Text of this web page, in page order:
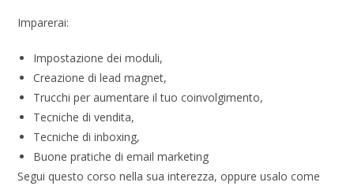
Imparerai:
Impostazione dei moduli,
Creazione di lead magnet,
Trucchi per aumentare il tuo coinvolgimento,
Tecniche di vendita,
Tecniche di inboxing,
Buone pratiche di email marketing
Segui questo corso nella sua interezza, oppure usalo come